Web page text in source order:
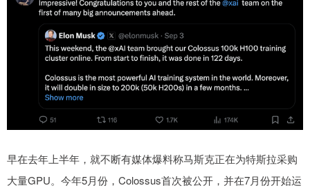
早在去年上半年，就不断有媒体爆料称马斯克正在为特斯拉采购
大量GPU。今年5月份，Colossus首次被公开，并在7月份开始运